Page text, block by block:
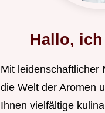
Hallo,
Mit leidenschaftlicher
die Welt der Aromen
Ihnen vielfältige